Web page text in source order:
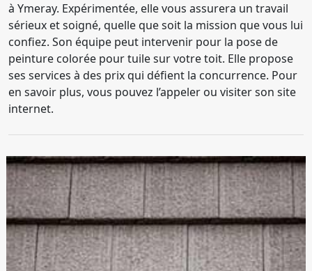
à Ymeray. Expérimentée, elle vous assurera un travail
sérieux et soigné, quelle que soit la mission que vous lui
confiez. Son équipe peut intervenir pour la pose de
peinture colorée pour tuile sur votre toit. Elle propose
ses services à des prix qui défient la concurrence. Pour
en savoir plus, vous pouvez l’appeler ou visiter son site
internet.